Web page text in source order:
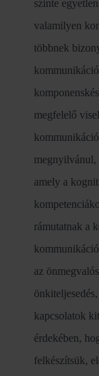
szinte
valamilyen
többnek
megfelelő
megnyilvánul,
amely a
rámutatnak a
az
kapcsolatok
érdekében,
felkészítsük,